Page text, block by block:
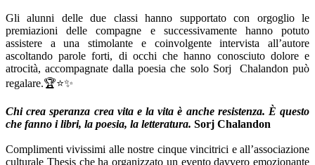
Gli alunni delle due classi hanno supportato con orgoglio le
premiazioni delle compagne e successivamente hanno potuto
assistere a una stimolante e coinvolgente intervista all’autore
ascoltando parole forti, di occhi che hanno conosciuto dolore e
atrocità, accompagnate dalla poesia che solo Sorj
Chalandon può
regalare.🏆⭐️✨
Chi crea speranza crea vita e la vita è anche resistenza. È questo
che fanno i libri, la poesia, la letteratura. Sorj Chalandon
Complimenti vivissimi alle nostre cinque vincitrici e all’associazione
culturale Thesis che ha organizzato un evento davvero emozionante